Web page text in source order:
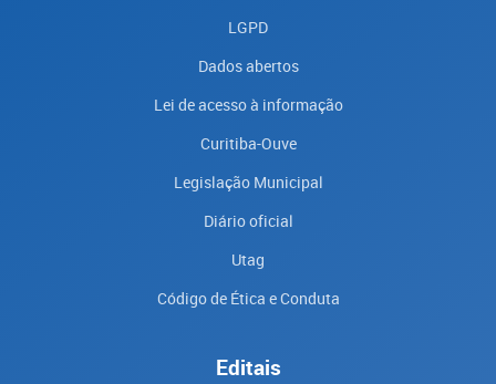
LGPD
Dados abertos
Lei de acesso à informação
Curitiba-Ouve
Legislação Municipal
Diário oficial
Utag
Código de Ética e Conduta
Editais